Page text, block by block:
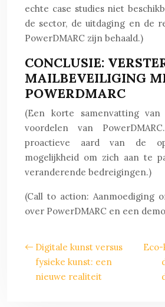
echte case studies niet
de sector, de uitdaging en de
PowerDMARC zijn behaald.)
CONCLUSIE:
MAILBEVEILIGING
POWERDMARC
(Een korte samenvatting van
voordelen van
proactieve aard van de
mogelijkheid om zich aan te
veranderende bedreigingen.)
(Call to action: Aanmoediging
over PowerDMARC en een
Digitale kunst versus
fysieke kunst: een
nieuwe realiteit